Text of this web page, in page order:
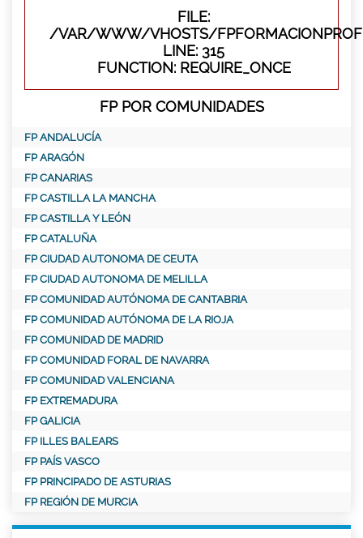
FILE:
/VAR/WWW/VHOSTS/
LINE: 315
FUNCTION: REQUIRE_ONCE
FP POR COMUNIDADES
FP ANDALUCÍA
FP ARAGÓN
FP CANARIAS
FP CASTILLA LA MANCHA
FP CASTILLA Y LEÓN
FP CATALUÑA
FP CIUDAD AUTONOMA DE CEUTA
FP CIUDAD AUTONOMA DE MELILLA
FP COMUNIDAD AUTÓNOMA DE CANTABRIA
FP COMUNIDAD AUTÓNOMA DE LA RIOJA
FP COMUNIDAD DE MADRID
FP COMUNIDAD FORAL DE NAVARRA
FP COMUNIDAD VALENCIANA
FP EXTREMADURA
FP GALICIA
FP ILLES BALEARS
FP PAÍS VASCO
FP PRINCIPADO DE ASTURIAS
FP REGIÓN DE MURCIA